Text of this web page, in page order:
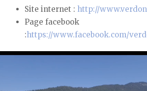
Site internet : http://
Page facebook
:https://www.facebook.com/